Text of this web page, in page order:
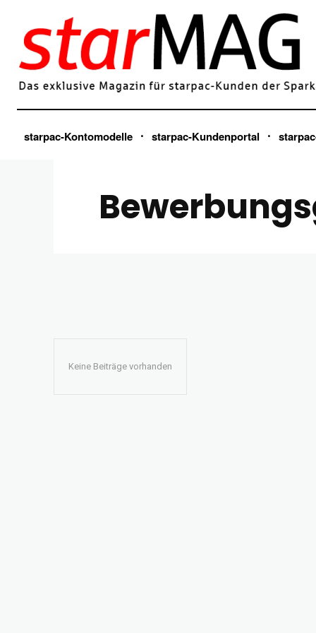
starpac-Kontomodelle starpac-Kundenportal
Keine Beiträge vorhanden